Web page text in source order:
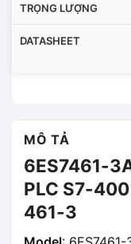
TRỌNG LƯỢNG
DATASHEET
MÔ TẢ
6ES7461-
PLC S7-
461-3